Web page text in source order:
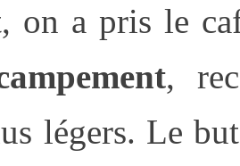
on a pris le
,
légers. Le